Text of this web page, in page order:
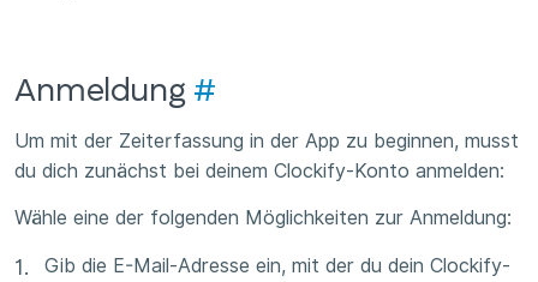
Anmeldung #
Um mit der Zeiterfassung in der App zu beginnen, musst
du dich zunächst bei deinem Clockify-Konto anmelden:
Wähle eine der folgenden Möglichkeiten zur Anmeldung:
Gib die E-Mail-Adresse ein, mit der du dein Clockify-